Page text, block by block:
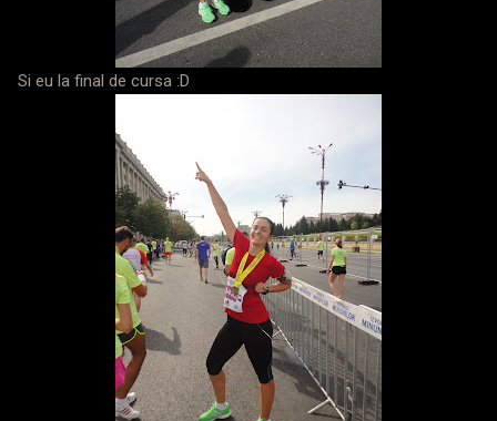
Si eu la final de cursa :D